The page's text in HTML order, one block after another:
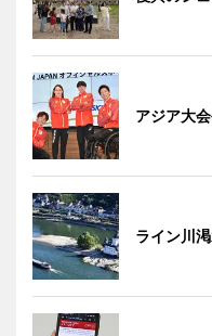
アジア大
ライン川